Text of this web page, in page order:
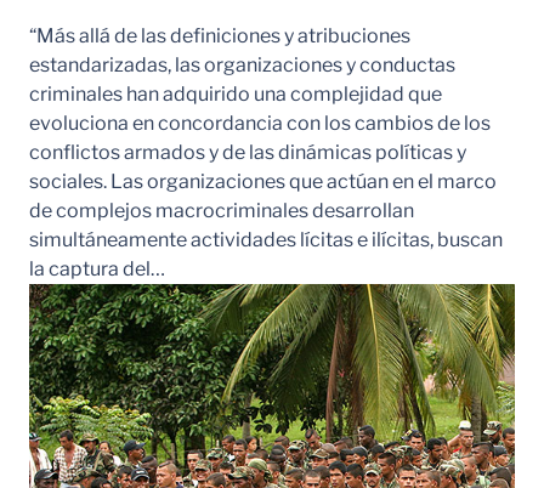
“Más allá de las definiciones y atribuciones
estandarizadas, las organizaciones y conductas
criminales han adquirido una complejidad que
evoluciona en concordancia con los cambios de los
conflictos armados y de las dinámicas políticas y
sociales. Las organizaciones que actúan en el marco
de complejos macrocriminales desarrollan
simultáneamente actividades lícitas e ilícitas, buscan
la captura del…